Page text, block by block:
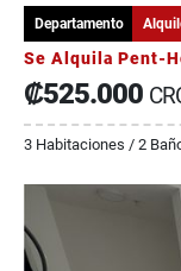
Departamento
Se Alquila Pent-
₡525.000
3 Habitaciones / 2